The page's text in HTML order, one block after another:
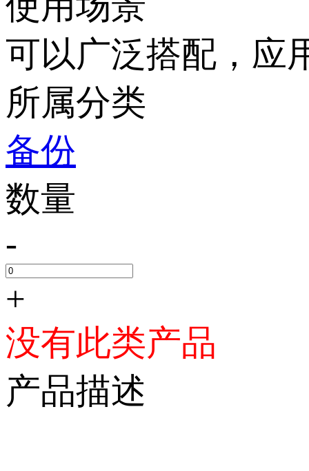
可以广泛搭配，应用
所属分类
备份
数量
-
+
没有此类产品
产品描述